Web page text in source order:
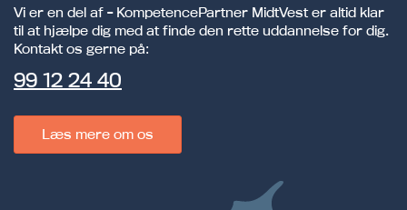
Vi er en del af - KompetencePartner MidtVest er altid klar
til at hjælpe dig med at finde den rette uddannelse for dig.
Kontakt os gerne på:
99 12 24 40
Læs mere om os